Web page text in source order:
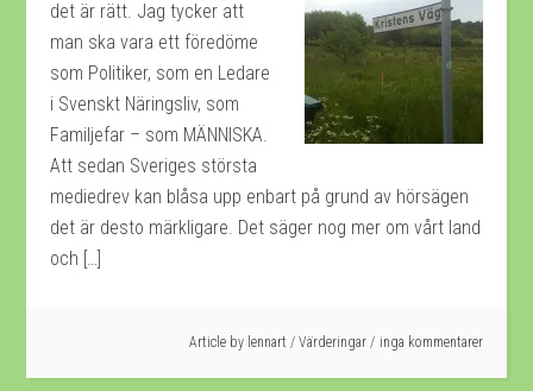
det är rätt. Jag tycker att
man ska vara ett föredöme
som Politiker, som en Ledare
i Svenskt Näringsliv, som
Familjefar – som MÄNNISKA.
Att sedan Sveriges största
mediedrev kan blåsa upp enbart på grund av hörsägen
det är desto märkligare. Det säger nog mer om vårt land
och […]
Article by lennart / Värderingar inga kommentarer